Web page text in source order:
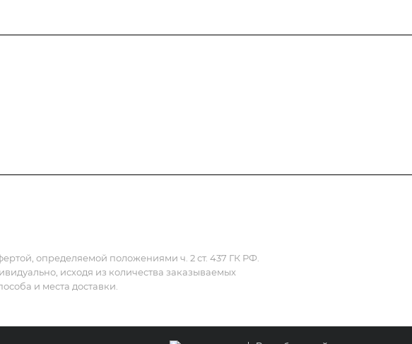
определяемой положениями ч. 2 ст. 437 ГК РФ.
исходя из количества заказываемых
и места доставки.